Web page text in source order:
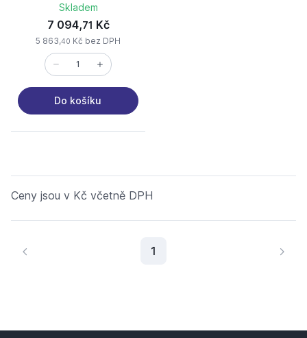
Skladem
7 094,71 Kč
5 863,40 Kč bez DPH
Do košíku
Ceny jsou v Kč včetně DPH
1